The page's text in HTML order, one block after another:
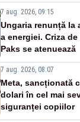
7 aug. 2026, 09:15
Ungaria renunță la
a energiei. Criza
Paks se atenuează
7 aug. 2026, 08:07
Meta, sancționată
dolari în cel mai
siguranței copiilor